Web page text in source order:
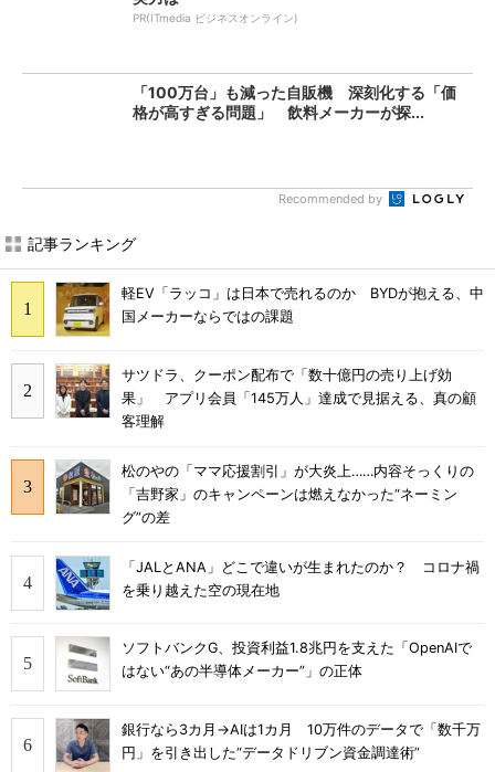
PR(ITmedia ビジネスオンライン)
「100万台」も減った自販機 深刻化する「価
格が高すぎる問題」 飲料メーカーが探...
Recommended by
記事ランキング
軽EV「ラッコ」は日本で売れるのか BYDが抱える、中
国メーカーならではの課題
サツドラ、クーポン配布で「数十億円の売り上げ効
果」 アプリ会員「145万人」達成で見据える、真の顧
客理解
松のやの「ママ応援割引」が大炎上……内容そっくりの
「吉野家」のキャンペーンは燃えなかった“ネーミン
グ”の差
「JALとANA」どこで違いが生まれたのか？ コロナ禍
を乗り越えた空の現在地
ソフトバンクG、投資利益1.8兆円を支えた「OpenAIで
はない“あの半導体メーカー”」の正体
銀行なら3カ月→AIは1カ月 10万件のデータで「数千万
円」を引き出した“データドリブン資金調達術”